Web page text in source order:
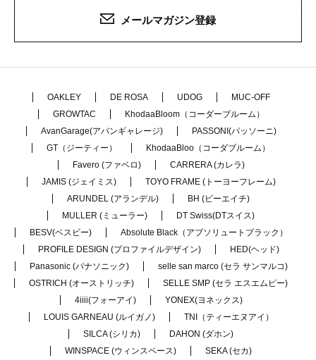
メールマガジン登録
OAKLEY DE ROSA UDOG
MUC-OFF
GROWTAC
KhodaaBloom（コーダーブルーム）
AvanGarage(アバンギャレージ)
PASSONI(パッソーニ)
GT（ジーティー）
KhodaaBloo（コーダブルーム）
Favero (ファベロ)
CARRERA (カレラ)
JAMIS (ジェイミス)
TOYO FRAME (トーヨーフレーム)
ARUNDEL (アランデル)
BH (ビーエイチ)
MULLER (ミューラー)
DT Swiss(DTスイス)
BESV(ベスビー)
Absolute Black（アブソリュートブラック）
PROFILE DESIGN (プロファイルデザイン)
HED(ヘッド)
Panasonic (パナソニック)
selle san marco (セラ サンマルコ)
OSTRICH (オーストリッチ)
SELLE SMP (セラ エスエムピー)
4iiii(フォーアイ)
YONEX(ヨネックス)
LOUIS GARNEAU (ルイガノ)
TNI（ティーエヌアイ）
SILCA (シリカ)
DAHON (ダホン)
WINSPACE (ウィンスペース)
SEKA (セカ)